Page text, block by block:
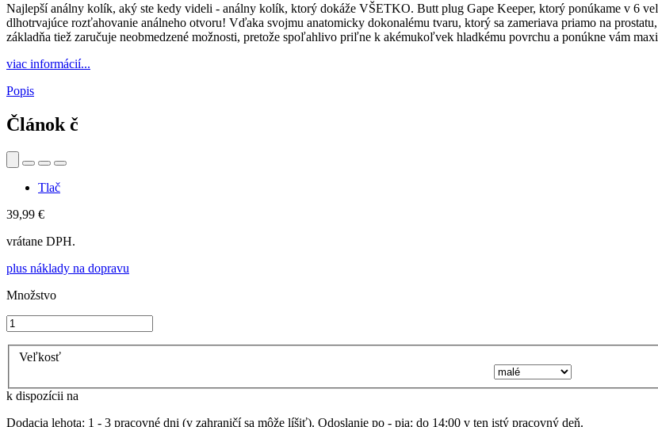
Najlepší análny kolík, aký ste kedy videli - análny kolík, ktorý dokáže VŠETKO. Butt plug Gape Keeper, ktorý ponúkame v 6
dlhotrvajúce rozťahovanie análneho otvoru! Vďaka svojmu anatomicky dokonalému tvaru, ktorý sa zameriava priamo na
základňa tiež zaručuje neobmedzené možnosti, pretože spoľahlivo priľne k akémukoľvek hladkému povrchu a ponúkne vám
viac informácií...
Popis
Článok č
Tlač
39,99 €
vrátane DPH.
plus náklady na dopravu
Množstvo
Veľkosť
k dispozícii na
Dodacia lehota: 1 - 3 pracovné dni (v zahraničí sa môže líšiť). Odoslanie po - pia: do 14:00 v ten istý pracovný deň.